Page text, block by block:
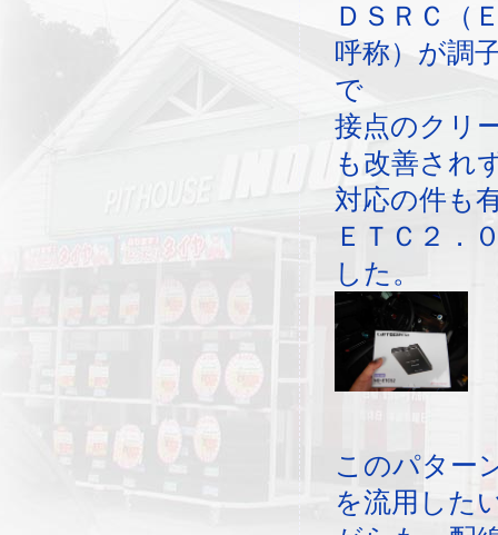
ＤＳＲＣ（
呼称）が調
で
接点のクリ
も改善され
対応の件も
ＥＴＣ２．
した。
このパター
を流用した